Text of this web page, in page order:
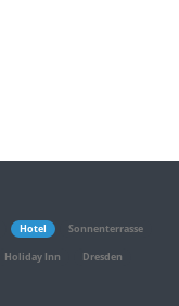
Hotel Sonnenterrasse
Holiday Inn Dresden